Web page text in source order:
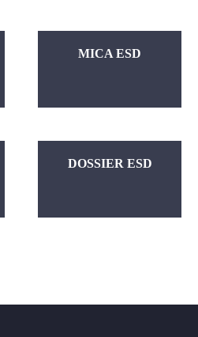
MICA ESD
DOSSIER ESD